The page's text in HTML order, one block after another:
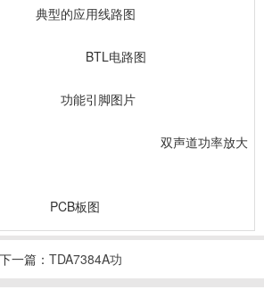
用线路图
路图
脚图片
功率放大
图
下一篇：TDA7384A功